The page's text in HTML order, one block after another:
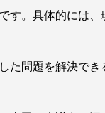
です。具体的には
問題を解決で